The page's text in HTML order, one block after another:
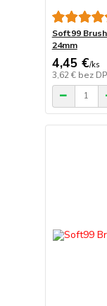
Soft99
24mm
4,45 €/ks
3,62 € bez